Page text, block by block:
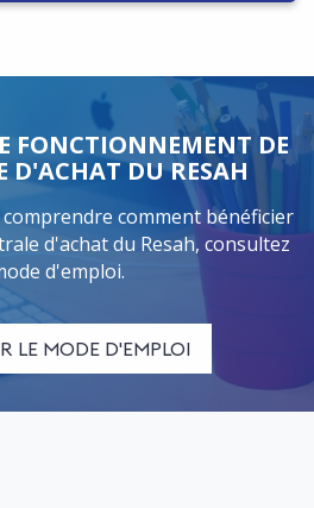
FONCTIONNEMENT DE
D'ACHAT DU RESAH
comment bénéficier
d'achat du Resah, consultez
d'emploi.
LE MODE D'EMPLOI